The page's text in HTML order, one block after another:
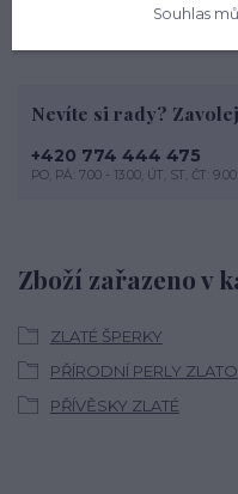
Zboží zařazeno v
ZLATÉ ŠPERKY
PŘÍRODNÍ PERLY ZLATO
PŘÍVĚSKY ZLATÉ
Nevíte si rady?
+420 774 444 475
PO, PÁ: 7.00 - 13.00, ÚT, ST, ČT:
Souhlas